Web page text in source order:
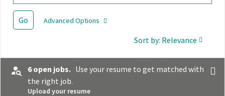
Go Advanced Options
Sort by: Relevance
6 open jobs. Use your resume to get matched with
the right job.
Upload your resume